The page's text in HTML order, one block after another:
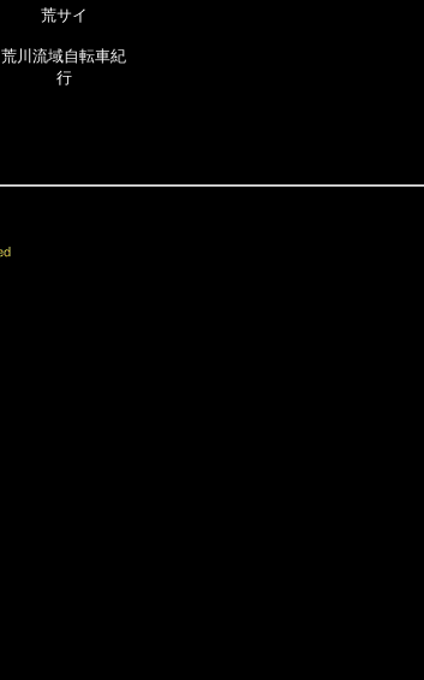
荒サイ
荒川流域自転車紀
行